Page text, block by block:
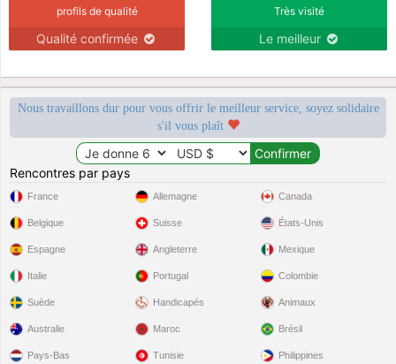
profils de qualité
Qualité confirmée
Très visité
Le meilleur
Nous travaillons dur pour vous offrir le meilleur service, soyez solidaire
s'il vous plaît
Rencontres par pays
France
Belgique
Espagne
Italie
Suède
Allemagne
Suisse
Angleterre
Portugal
Handicapés
Canada
États-Unis
Mexique
Colombie
Animaux
Australie
Pays-Bas
Maroc
Tunisie
Brésil
Philippines